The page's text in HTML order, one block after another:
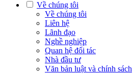
Về chúng tôi
Về chúng tôi
Liên hệ
Lãnh đạo
Nghề nghiệp
Quan hệ đối tác
Nhà đầu tư
Văn bản luật và chính sách